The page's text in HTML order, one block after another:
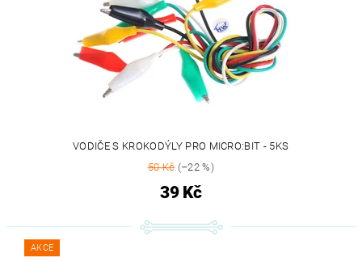
VODIČE S KROKODÝLY PRO MICRO:BIT - 5KS
50 Kč(–22 %)
39 Kč
AKCE